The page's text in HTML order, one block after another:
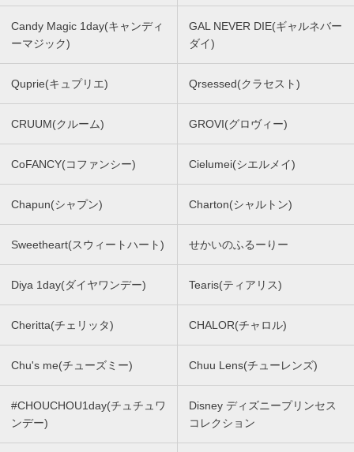
Candy Magic 1day(キャンディ
ーマジック)
GAL NEVER DIE(ギャルネバー
ダイ)
Quprie(キュプリエ) Qrsessed(クラセスト)
CRUUM(クルーム) GROVI(グロヴィー)
CoFANCY(コファンシー) Cielumei(シエルメイ)
Chapun(シャプン) Charton(シャルトン)
Sweetheart(スウィートハート) せかいのふるーりー
Diya 1day(ダイヤワンデー) Tearis(ティアリス)
Cheritta(チェリッタ) CHALOR(チャロル)
Chu's me(チューズミー) Chuu Lens(チューレンズ)
#CHOUCHOU1day(チュチュワ
ンデー)
Disney ディズニープリンセス
コレクション